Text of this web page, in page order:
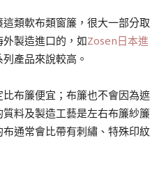
類軟布類窗簾，很大一部分取
製造進口的，如Zosen日本進
產品來說較高。
布簾便宜；布簾也不會因為遮
料及製造工藝是左右布簾紗簾
通常會比帶有刺繡、特殊印紋